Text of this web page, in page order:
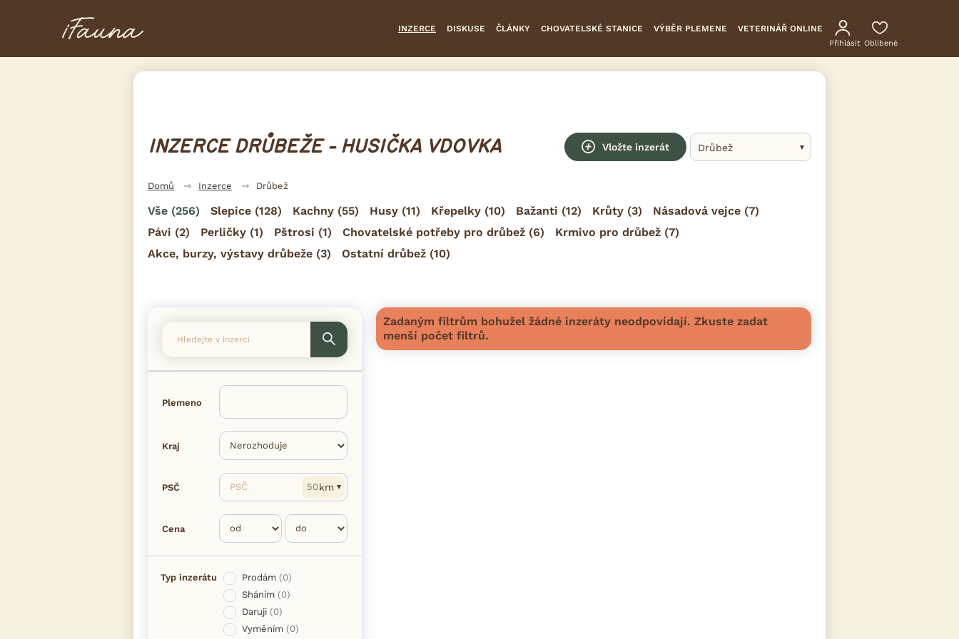
INZERCE DISKUSE ČLÁNKY CHOVATELSKÉ STANICE VÝBĚR PLEMENE VETERINÁŘ ONLINE
Přihlásit Oblíbené
INZERCE DRŮBEŽE - HUSIČKA VDOVKA Vložte inzerát Drůbež
Domů Inzerce Drůbež
Vše (256) Slepice (128) Kachny (55) Husy (11) Křepelky (10) Bažanti (12) Krůty (3) Násadová vejce (7)
Pávi (2) Perličky (1) Pštrosi (1) Chovatelské potřeby pro drůbež (6) Krmivo pro drůbež (7)
Akce, burzy, výstavy drůbeže (3) Ostatní drůbež (10)
Plemeno
Kraj
PSČ PSČ km
Cena
Typ inzerátu Prodám (0)
Sháním (0)
Daruji (0)
Vyměním (0)
Zadaným filtrům bohužel žádné inzeráty neodpovídají. Zkuste zadat
menší počet filtrů.